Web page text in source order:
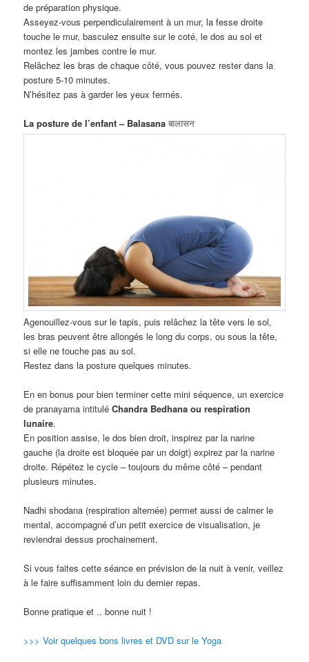
de préparation physique.
Asseyez-vous perpendiculairement à un mur, la fesse droite
touche le mur, basculez ensuite sur le coté, le dos au sol et
montez les jambes contre le mur.
Relâchez les bras de chaque côté, vous pouvez rester dans la
posture 5-10 minutes.
N’hésitez pas à garder les yeux fermés.
La posture de l’enfant – Balasana बालासन
Agenouillez-vous sur le tapis, puis relâchez la tête vers le sol,
les bras peuvent être allongés le long du corps, ou sous la tête,
si elle ne touche pas au sol.
Restez dans la posture quelques minutes.
En en bonus pour bien terminer cette mini séquence, un exercice
de pranayama intituléChandra Bedhana ou respiration
lunaire.
En position assise, le dos bien droit, inspirez par la narine
gauche (la droite est bloquée par un doigt) expirez par la narine
droite. Répétez le cycle – toujours du même côté – pendant
plusieurs minutes.
Nadhi shodana (respiration alternée) permet aussi de calmer le
mental, accompagné d’un petit exercice de visualisation, je
reviendrai dessus prochainement.
Si vous faites cette séance en prévision de la nuit à venir, veillez
à le faire suffisamment loin du dernier repas.
Bonne pratique et .. bonne nuit !
>>> Voir quelques bons livres et DVD sur le Yoga